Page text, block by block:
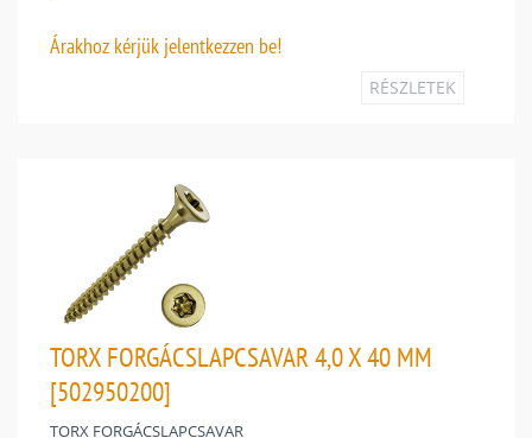
Árakhoz kérjük jelentkezzen be!
RÉSZLETEK
TORX FORGÁCSLAPCSAVAR 4,0 X 40 MM
[502950200]
TORX FORGÁCSLAPCSAVAR